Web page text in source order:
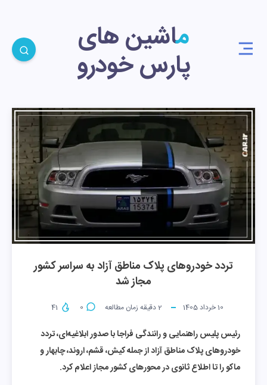
ماشین های
پارس خودرو
تردد خودروهای پلاک مناطق آزاد به سراسر کشور
مجاز شد
10 خرداد 1405 2دقیقه زمان مطالعه 0
رئیس پلیس راهنمایی و رانندگی فراجا با صدور ابلاغیه‌ای، تردد
خودروهای پلاک مناطق آزاد از جمله کیش، قشم، اروند، چابهار و
ماکو را تا اطلاع ثانوی در محورهای کشور مجاز اعلام کرد.